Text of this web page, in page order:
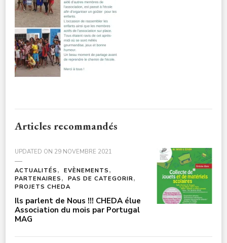
Articles recommandés
UPDATED ON 29 NOVEMBRE 2021
ACTUALITÉS
EVÈNEMENTS
PARTENAIRES
PAS DE CATEGORIR
PROJETS CHEDA
Ils parlent de Nous !!! CHEDA élue
Association du mois par Portugal
MAG